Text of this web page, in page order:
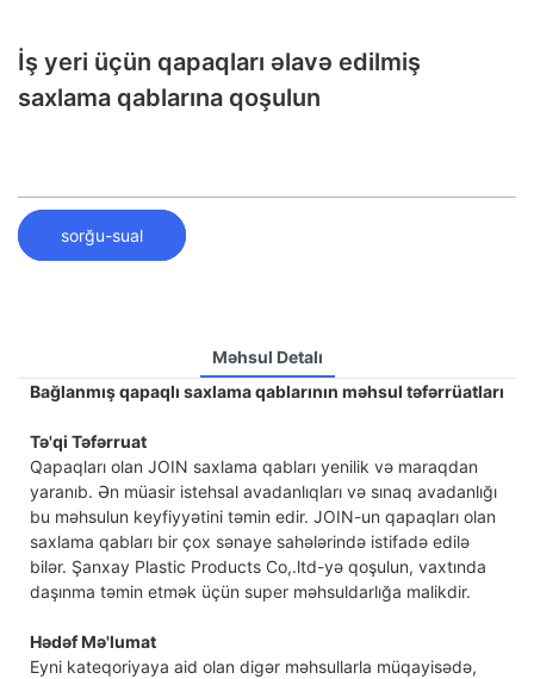
İş yeri üçün qapaqları əlavə edilmiş
saxlama qablarına qoşulun
sorğu-sual
Məhsul Detalı
Bağlanmış qapaqlı saxlama qablarının məhsul təfərrüatları
Tə'qi Təfərruat
Qapaqları olan JOIN saxlama qabları yenilik və maraqdan
yaranıb. Ən müasir istehsal avadanlıqları və sınaq avadanlığı
bu məhsulun keyfiyyətini təmin edir. JOIN-un qapaqları olan
saxlama qabları bir çox sənaye sahələrində istifadə edilə
bilər. Şanxay Plastic Products Co,.ltd-yə qoşulun, vaxtında
daşınma təmin etmək üçün super məhsuldarlığa malikdir.
Hədəf Mə'lumat
Eyni kateqoriyaya aid olan digər məhsullarla müqayisədə,